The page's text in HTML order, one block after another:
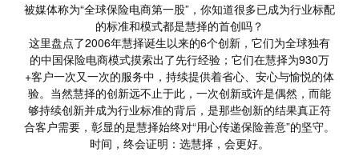
被媒体称为“全球保险电商第一股”，你知道很多已成为行业标配
的标准和模式都是慧择的首创吗？
这里盘点了2006年慧择诞生以来的6个创新，它们为全球独有
的中国保险电商模式摸索出了先行经验；它们在慧择为930万
+客户一次又一次的服务中，持续提供着省心、安心与愉悦的体
验。当然慧择的创新远不止于此，一次创新或许是偶然，而能
够持续创新并成为行业标准的背后，是那些创新的结果真正符
合客户需要，彰显的是慧择始终对“用心传递保险善意”的坚守。
时间，终会证明： 选慧择，会更好。